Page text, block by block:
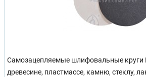
Самозацепляемые шлифовальные круги
древесине, пластмассе, камню, стеклу,